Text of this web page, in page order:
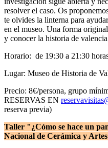
resolver el caso. Os
te olvides la linterna para
en el museo. Una forma
y conocer la historia de
Horario: de 19:30 a 21:30
Lugar: Museo de Historia de
Precio: 8€/persona, grupo
RESERVAS EN
reserva previa)
Taller "¿Cómo se hace un
Nacional de Cerámica y